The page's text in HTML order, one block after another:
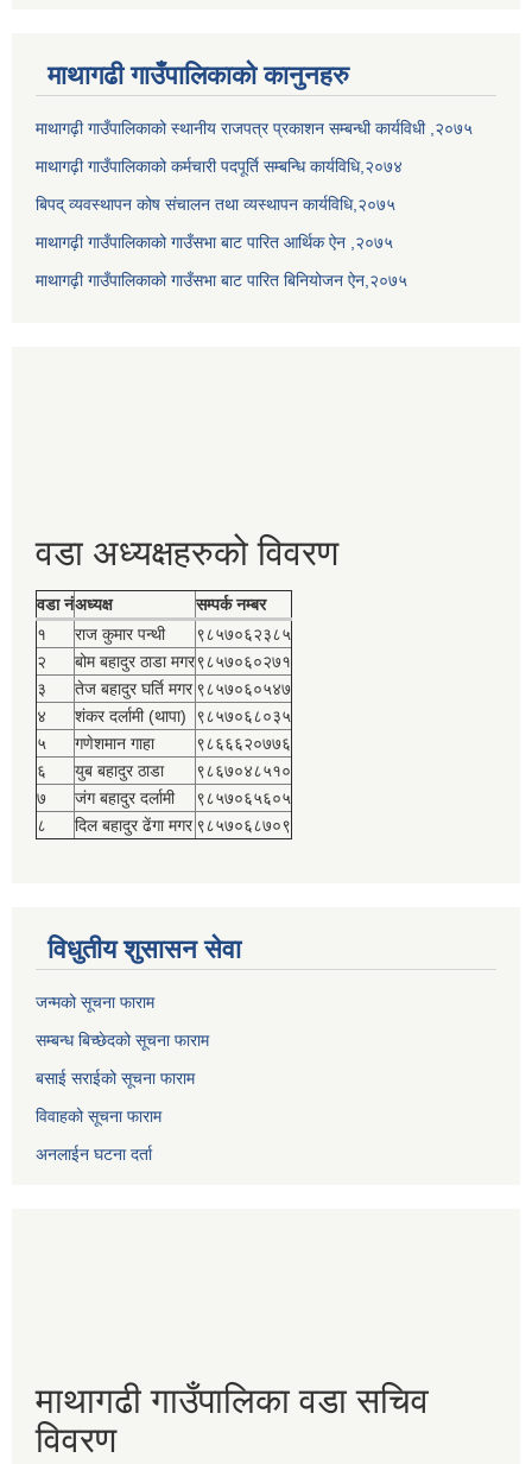
माथागढी गाउँपालिकाको कानुनहरु
माथागढ़ी गाउँपालिकाको स्थानीय राजपत्र प्रकाशन सम्बन्धी कार्यविधी ,२०७५
माथागढ़ी गाउँपालिकाको कर्मचारी पदपूर्ति सम्बन्धि कार्यविधि,२०७४
बिपद् व्यवस्थापन कोष संचालन तथा व्यस्थापन कार्यविधि,२०७५
माथागढ़ी गाउँपालिकाको गाउँसभा बाट पारित आर्थिक ऐन ,२०७५
माथागढ़ी गाउँपालिकाको गाउँसभा बाट पारित बिनियोजन ऐन,२०७५
वडा अध्यक्षहरुको विवरण
वडा नंअध्यक्ष
सम्पर्क नम्बर
१
राज कुमार पन्थी
९८५७०६२३८५
२
बोम बहादुर ठाडा मगर९८५७०६०२७१
३
तेज बहादुर घर्ति मगर ९८५७०६०५४७
४
शंकर दर्लामी (थापा)
९८५७०६८०३५
५
गणेशमान गाहा
९८६६६२०७७६
६
युब बहादुर ठाडा
९८६७०४८५१०
७
जंग बहादुर दर्लामी
९८५७०६५६०५
८
दिल बहादुर ढेंगा मगर ९८५७०६८७०९
विधुतीय शुसासन सेवा
जन्मको सूचना फाराम
सम्बन्ध बिच्छेदको सूचना फाराम
बसाई सराईको सूचना फाराम
विवाहको सूचना फाराम
अनलाईन घटना दर्ता
माथागढी गाउँपालिका वडा सचिव
विवरण